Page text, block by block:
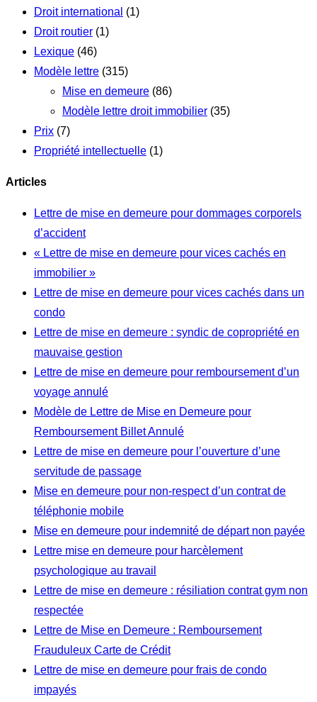
Droit international (1)
Droit routier (1)
Lexique (46)
Modèle lettre (315)
Mise en demeure (86)
Modèle lettre droit immobilier (35)
Prix (7)
Propriété intellectuelle (1)
Articles
Lettre de mise en demeure pour dommages corporels
d’accident
« Lettre de mise en demeure pour vices cachés en
immobilier »
Lettre de mise en demeure pour vices cachés dans un
condo
Lettre de mise en demeure : syndic de copropriété en
mauvaise gestion
Lettre de mise en demeure pour remboursement d’un
voyage annulé
Modèle de Lettre de Mise en Demeure pour
Remboursement Billet Annulé
Lettre de mise en demeure pour l’ouverture d’une
servitude de passage
Mise en demeure pour non-respect d’un contrat de
téléphonie mobile
Mise en demeure pour indemnité de départ non payée
Lettre mise en demeure pour harcèlement
psychologique au travail
Lettre de mise en demeure : résiliation contrat gym non
respectée
Lettre de Mise en Demeure : Remboursement
Frauduleux Carte de Crédit
Lettre de mise en demeure pour frais de condo
impayés